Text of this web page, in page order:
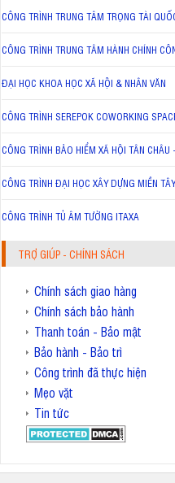
CÔNG TRÌNH TRUNG TÂM TRỌNG TÀI
CÔNG TRÌNH TRUNG TÂM HÀNH CHÍNH
ĐẠI HỌC KHOA HỌC XÃ HỘI & NHÂN VĂN
CÔNG TRÌNH SEREPOK COWORKING
CÔNG TRÌNH BẢO HIỂM XÃ HỘI TÂN CHÂU
CÔNG TRÌNH ĐẠI HỌC XÂY DỰNG MIỀN TÂY
CÔNG TRÌNH TỦ ÂM TƯỜNG ITAXA
TRỢ GIÚP - CHÍNH SÁCH
Chính sách giao hàng
Chính sách bảo hành
Thanh toán - Bảo mật
Bảo hành - Bảo trì
Công trình đã thực hiện
Mẹo vặt
Tin tức